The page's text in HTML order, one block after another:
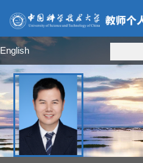
English